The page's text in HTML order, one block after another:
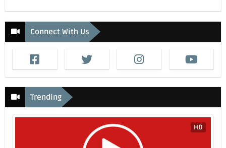
Connect With Us
Trending
HD